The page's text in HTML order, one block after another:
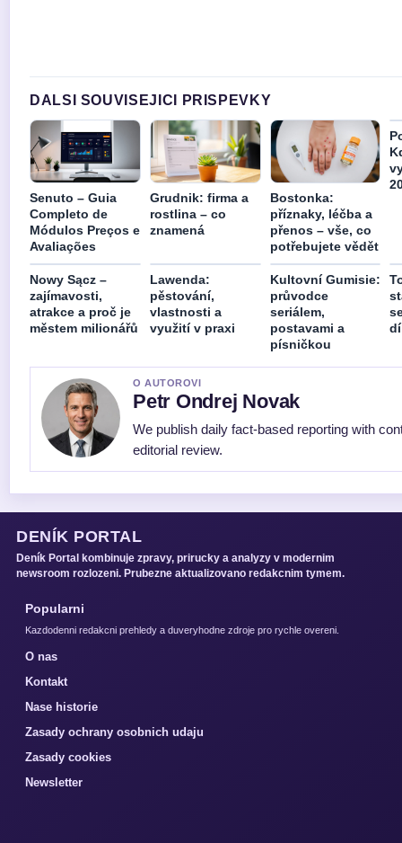
DALSI SOUVISEJICI PRISPEVKY
Senuto – Guia
Completo de
Módulos Preços e
Avaliações
Grudnik: firma a
rostlina – co
znamená
Bostonka:
příznaky, léčba a
přenos – vše, co
potřebujete vědět
Nowy Sącz –
zajímavosti,
atrakce a proč je
městem milionářů
Lawenda:
pěstování,
vlastnosti a
využití v praxi
Kultovní Gumisie:
průvodce
seriálem,
postavami a
písničkou
O AUTOROVI
Petr Ondrej Novak
We publish daily fact-based reporting with
editorial review.
DENÍK PORTAL
Deník Portal kombinuje zpravy, prirucky a analyzy v modernim
newsroom rozlozeni. Prubezne aktualizovano redakcnim tymem.
Popularni
Kazdodenni redakcni prehledy a duveryhodne zdroje pro rychle overeni.
O nas
Kontakt
Nase historie
Zasady ochrany osobnich udaju
Zasady cookies
Newsletter